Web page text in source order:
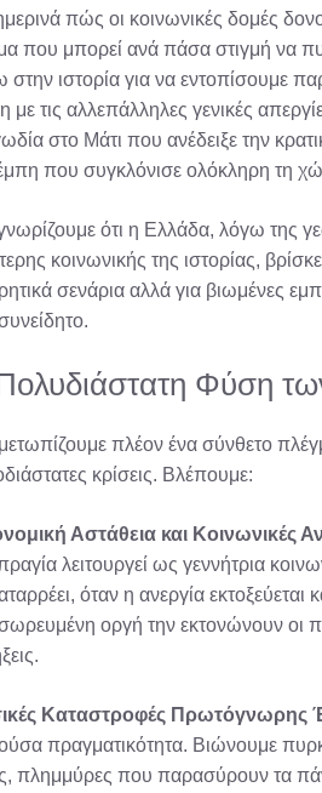
πώς οι κοινωνικές δομές
που μπορεί ανά πάσα στιγμή να
στην ιστορία για να εντοπίσουμε
με τις αλλεπάλληλες γενικές
στο Μάτι που ανέδειξε την
που συγκλόνισε ολόκληρη τη
ότι η Ελλάδα, λόγω της
κοινωνικής της ιστορίας,
σενάρια αλλά για βιωμένες
Φύση
πλέον ένα σύνθετο
κρίσεις. Βλέπουμε:
Αστάθεια και Κοινωνικές
λειτουργεί ως γεννήτρια
όταν η ανεργία
οργή την εκτονώνουν οι
Καταστροφές Πρωτόγνωρης
πραγματικότητα. Βιώνουμε
πλημμύρες που παρασύρουν τα